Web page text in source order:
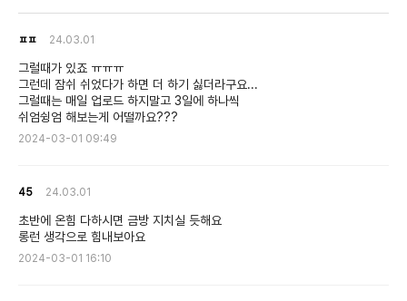
ㅍㅍ 24.03.01
그럴때가 있죠 ㅠㅠㅠ
그런데 잠쉬 쉬었다가 하면 더 하기 싫더라구요...
그럴때는 매일 업로드 하지말고 3일에 하나씩
쉬엄슁엄 해보는게 어떨까요???
2024-03-01 09:49
45 24.03.01
초반에 온힘 다하시면 금방 지치실 듯해요
롱런 생각으로 힘내보아요
2024-03-01 16:10